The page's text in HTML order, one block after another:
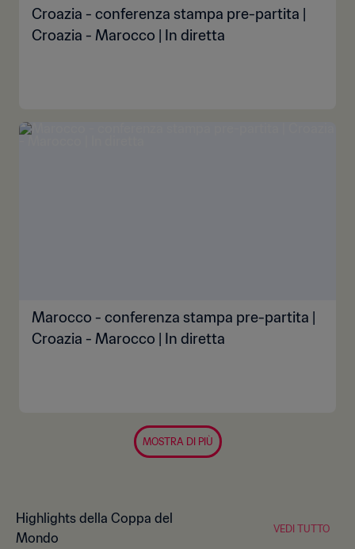
Croazia - conferenza stampa pre-partita |
Croazia - Marocco | In diretta
Marocco - conferenza stampa pre-partita |
Croazia - Marocco | In diretta
MOSTRA DI PIÙ
Highlights della Coppa del
Mondo
VEDI TUTTO